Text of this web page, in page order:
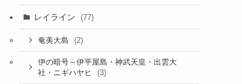
レイライン (77)
奄美大島 (2)
伊の暗号～伊平屋島・神武天皇・出雲大
社・ニギハヤヒ
(3)